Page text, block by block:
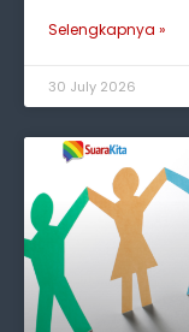
Selengkapnya »
30 July 2026